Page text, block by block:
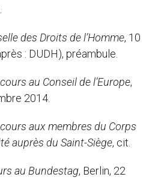
des Droits de l’Homme, 10
: DUDH), préambule.
au Conseil de l’Europe,
2014.
aux membres du Corps
auprès du Saint-Siège, cit.
au Bundestag, Berlin, 22